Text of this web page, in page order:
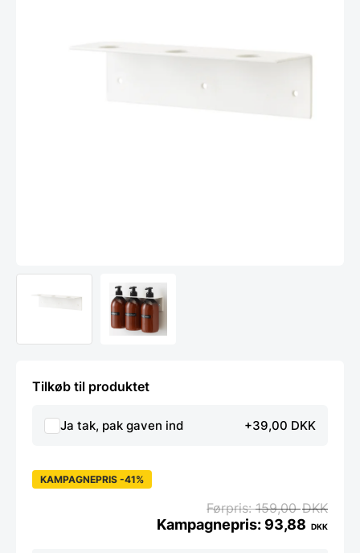
Tilkøb til produktet
Ja tak, pak gaven ind +39,00 DKK
KAMPAGNEPRIS -41%
159,00DKK
93,88 DKK